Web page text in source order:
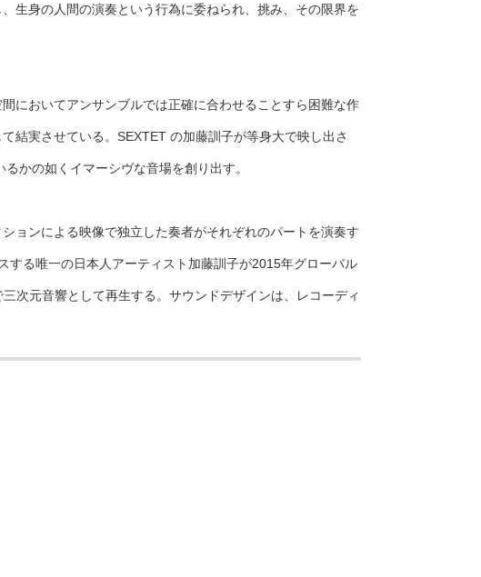
生身の人間の演奏という行為に委ねられ、挑み、その限界を
においてアンサンブルでは正確に合わせることすら困難な作
結実させている。SEXTET の加藤訓子が等身大で映し出さ
かの如くイマーシヴな音場を創り出す。
ョンによる映像で独立した奏者がそれぞれのパートを演奏す
する唯一の日本人アーティスト加藤訓子が2015年グローバル
次元音響として再生する。サウンドデザインは、レコーディ